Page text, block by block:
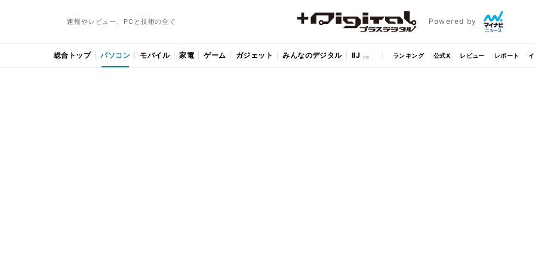
速報やレビュー、PCと技術の全て Powered by
総合トップ パソコン モバイル 家電 ゲーム ガジェット みんなのデジタル IIJ ランキング 公式X レビュー レポート